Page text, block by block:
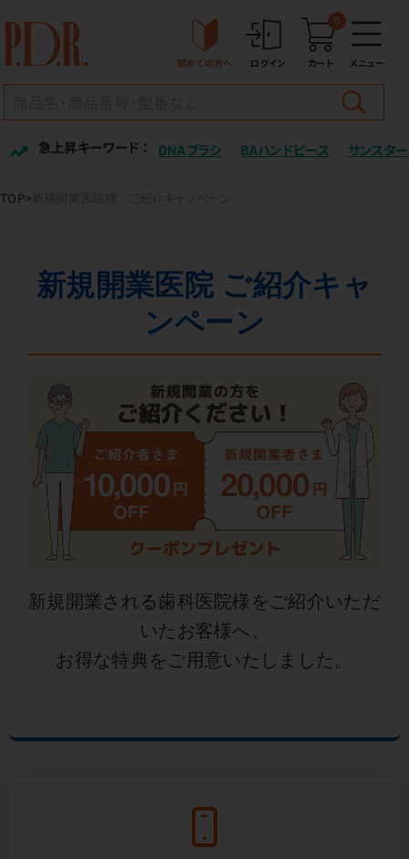
初めての方へ ログイン カート
0
メニュー
急上昇キーワード ： DNAブラシ BAハンドピース サンスター
TOP
新規開業医院 ご紹介キャ
ンペーン
新規開業される歯科医院様をご紹介いただ
いたお客様へ、
お得な特典をご用意いたしました。